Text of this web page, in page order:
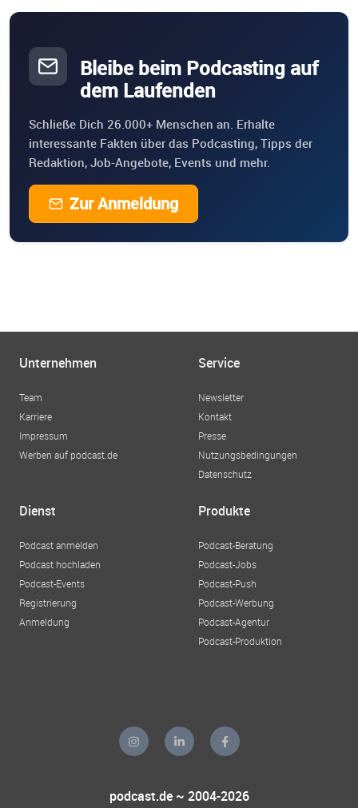
Bleibe beim Podcasting auf
dem Laufenden
Schließe Dich 26.000+ Menschen an. Erhalte
interessante Fakten über das Podcasting, Tipps der
Redaktion, Job-Angebote, Events und mehr.
Zur Anmeldung
Unternehmen
Team
Karriere
Impressum
Werben auf podcast.de
Service
Newsletter
Kontakt
Presse
Nutzungsbedingungen
Datenschutz
Dienst
Podcast anmelden
Podcast hochladen
Podcast-Events
Registrierung
Anmeldung
Produkte
Podcast-Beratung
Podcast-Jobs
Podcast-Push
Podcast-Werbung
Podcast-Agentur
Podcast-Produktion
podcast.de ~ 2004-2026